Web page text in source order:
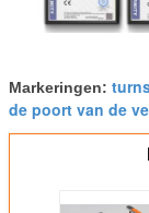
Markeringen:
de poort van de